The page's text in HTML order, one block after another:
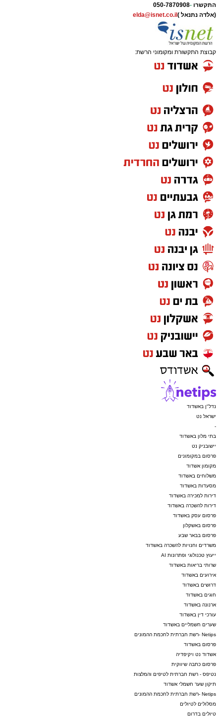
התקשרו -
050-7870908
(אלדה נתנאל ) elda@isnet.co.il
קבוצת התקשורת ומקומוני הרשת:
נדל"ן באשדוד
ישראל נט
-
בתי מלון באשדוד
יישובניק נט
פרסום במקומונים
מקומון אשדוד
משלוחים באשדוד
מסעדות באשדוד
דירות למכירה באשדוד
דירות להשכרה באשדוד
פרסום עסק באשדוד
פרסום באשקלון
פרסום בבאר שבע
משרדים וחנויות להשכרה באשדוד
ייעוץ טכנולוגי ופתרונות AI
שרותי בריאות באשדוד
אירועים באשדוד
דרושים באשדוד
חוגים באשדוד
ארנונה באשדוד
עורכי דין באשדוד
שערים חשמליים באשדוד
Netips -רשת חברתית לחכמת ההמונים
פרסום באשדוד
אשדוד נט ויקיפדיה
פרסום כתבה שיווקית
נטיפס - רשת חברתית לטיפים והמלצות
תיקון שער חשמלי אשדוד
Netips -רשת חברתית לחכמת ההמונים
מסלולים לטיולים
טיולים בדרום